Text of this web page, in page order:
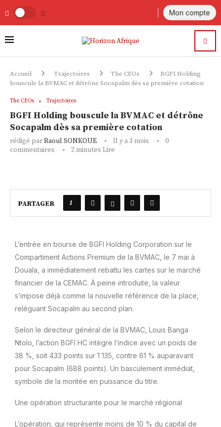
Mon compte
Accueil Trajectoires The CEOs
BGFI Holding
bouscule la BVMAC et détrône Socapalm dès sa première cotation
The CEOs Trajectoires
BGFI Holding bouscule la BVMAC et détrône
Socapalm dès sa première cotation
rédigé parRaoul SONKOUE Il y a 3 mois
0
commentaires
2 minutes Lire
PARTAGER 1
L’entrée en bourse de BGFI Holding Corporation sur le
Compartiment Actions Premium de la BVMAC, le 7 mai à
Douala, a immédiatement rebattu les cartes sur le marché
financier de la CEMAC. À peine introduite, la valeur
s’impose déjà comme la nouvelle référence de la place,
reléguant Socapalm au second plan.
Selon le directeur général de la BVMAC, Louis Banga
Ntolo, l’action BGFI HC intègre l’indice avec un poids de
38 %, soit 433 points sur 1 135, contre 61 % auparavant
pour Socapalm (688 points). Un basculement immédiat,
symbole de la montée en puissance du titre.
Une opération structurante pour le marché régional
L’opération, qui représente moins de 10 % du capital de